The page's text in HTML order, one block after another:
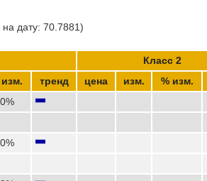
дату: 70.7881)
Класс 2
изм. тренд цена изм. % изм.